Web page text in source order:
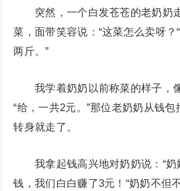
突然，一个白发苍苍的老奶奶
菜，面带笑容说：“这菜怎么卖呀？
两斤。”
我学着奶奶以前称菜的样子，像
“给，一共2元。”那位老奶奶从钱包
转身就走了。
我拿起钱高兴地对奶奶说：“奶
钱，我们白白赚了3元！“奶奶不但